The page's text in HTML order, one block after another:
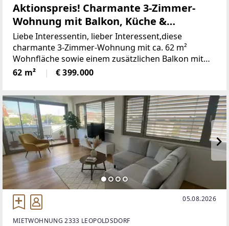
Aktionspreis! Charmante 3-Zimmer-
Wohnung mit Balkon, Küche &
Stellplatz – ab sofort verfügbar
Liebe Interessentin, lieber Interessent,diese
charmante 3-Zimmer-Wohnung mit ca. 62 m²
Wohnfläche sowie einem zusätzlichen Balkon mit
rund 4 m² überzeugt durch eine durchdachte
Raumaufteilung, helle Räume und modernen
62 m² € 399.000
05.08.2026
MIETWOHNUNG 2333 LEOPOLDSDORF